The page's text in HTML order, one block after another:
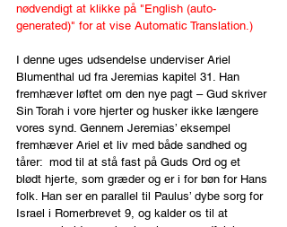
nødvendigt at klikke på "English (auto-
generated)" for at vise Automatic Translation.)
I denne uges udsendelse underviser Ariel
Blumenthal ud fra Jeremias kapitel 31. Han
fremhæver løftet om den nye pagt – Gud skriver
Sin Torah i vore hjerter og husker ikke længere
vores synd. Gennem Jeremias’ eksempel
fremhæver Ariel et liv med både sandhed og
tårer:  mod til at stå fast på Guds Ord og et
blødt hjerte, som græder og er i for bøn for Hans
folk. Han ser en parallel til Paulus’ dybe sorg for
Israel i Romerbrevet 9, og kalder os til at